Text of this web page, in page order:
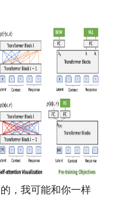
，我可能和你一样